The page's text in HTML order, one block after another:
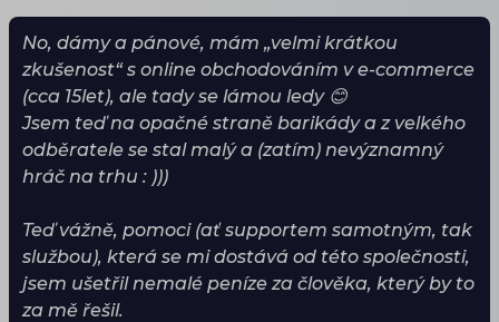
No, dámy a pánové, mám „velmi krátkou
zkušenost“ s online obchodováním v e-commerce
(cca 15let), ale tady se lámou ledy 😊
Jsem teď na opačné straně barikády a z velkého
odběratele se stal malý a (zatím) nevýznamný
hráč na trhu : )))
Teď vážně, pomoci (ať supportem samotným, tak
službou), která se mi dostává od této společnosti,
jsem ušetřil nemalé peníze za člověka, který by to
za mě řešil.